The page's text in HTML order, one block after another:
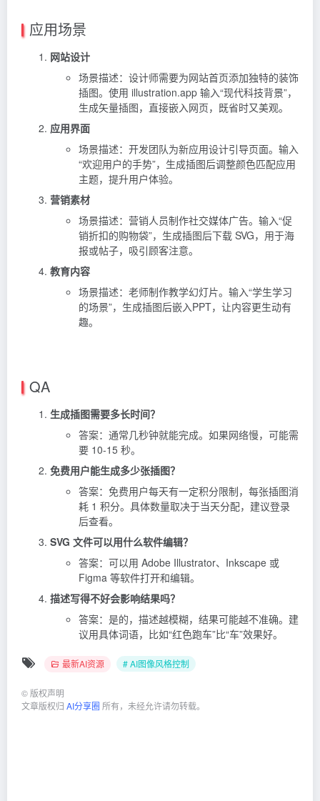
应用场景
网站设计
场景描述：设计师需要为网站首页添加独特的装饰
插图。使用 illustration.app 输入“现代科技背景”，
生成矢量插图，直接嵌入网页，既省时又美观。
应用界面
场景描述：开发团队为新应用设计引导页面。输入
“欢迎用户的手势”，生成插图后调整颜色匹配应用
主题，提升用户体验。
营销素材
场景描述：营销人员制作社交媒体广告。输入“促
销折扣的购物袋”，生成插图后下载 SVG，用于海
报或帖子，吸引顾客注意。
教育内容
场景描述：老师制作教学幻灯片。输入“学生学习
的场景”，生成插图后嵌入PPT，让内容更生动有
趣。
QA
生成插图需要多长时间？
答案：通常几秒钟就能完成。如果网络慢，可能需
要 10-15 秒。
免费用户能生成多少张插图？
答案：免费用户每天有一定积分限制，每张插图消
耗 1 积分。具体数量取决于当天分配，建议登录
后查看。
SVG 文件可以用什么软件编辑？
答案：可以用 Adobe Illustrator、Inkscape 或
Figma 等软件打开和编辑。
描述写得不好会影响结果吗？
答案：是的，描述越模糊，结果可能越不准确。建
议用具体词语，比如“红色跑车”比“车”效果好。
最新AI资源 # AI图像风格控制
© 版权声明
文章版权归 AI分享圈 所有，未经允许请勿转载。